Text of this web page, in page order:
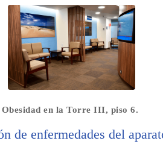
en la Torre III, piso 6.
de enfermedades del